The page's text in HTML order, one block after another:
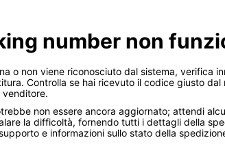
number non
o non viene riconosciuto dal sistema,
Controlla se hai ricevuto il codice giusto
non essere ancora aggiornato; attendi
la difficoltà, fornendo tutti i dettagli della
e informazioni sullo stato della